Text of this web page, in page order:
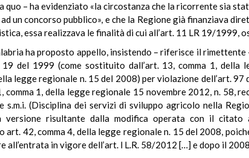
– ha evidenziato «la circostanza che la ricorrente sia
un concorso pubblico», e che la Regione già finanziava
essa realizzava le finalità di cui all’art. 11 LR 19/1999,
ha proposto appello, insistendo – riferisce il
del 1999 (come sostituito dall’art. 13, comma 1,
legge regionale n. 15 del 2008) per violazione dell’art.
1, della legge regionale 15 novembre 2012, n. 58,
(Disciplina dei servizi di sviluppo agricolo nella
versione risultante dalla modifica operata con il
42, comma 4, della legge regionale n. 15 del 2008,
in vigore dell’art. l L.R. 58/2012 […] e dopo il